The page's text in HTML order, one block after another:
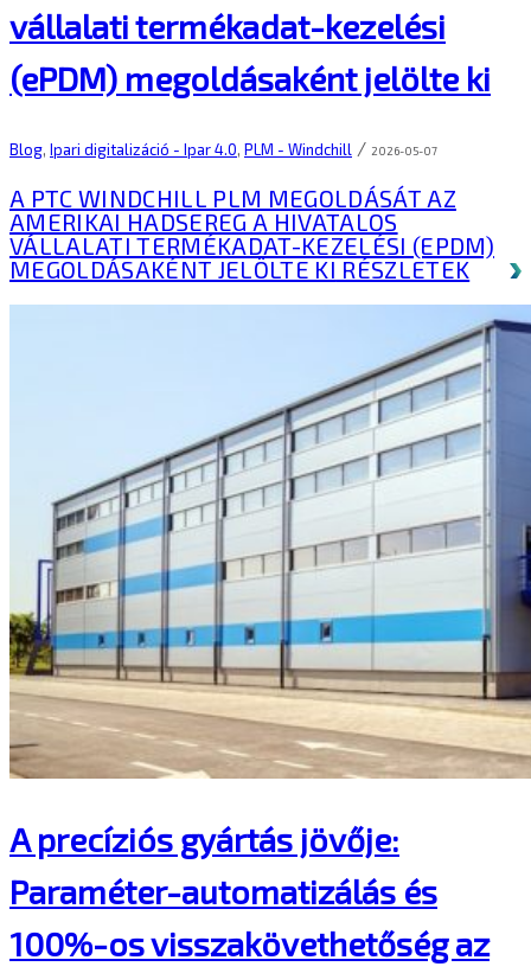
vállalati termékadat-kezelési
(ePDM) megoldásaként jelölte ki
Blog, Ipari digitalizáció - Ipar 4.0, PLM - Windchill / 2026-05-07
A PTC WINDCHILL PLM MEGOLDÁSÁT AZ
AMERIKAI HADSEREG A HIVATALOS
VÁLLALATI TERMÉKADAT-KEZELÉSI (EPDM)
MEGOLDÁSAKÉNT JELÖLTE KI RÉSZLETEK
A precíziós gyártás jövője:
Paraméter-automatizálás és
100%-os visszakövethetőség az